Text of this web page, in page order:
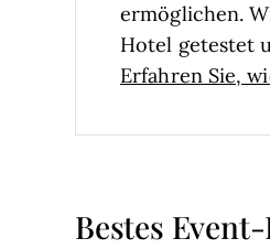
ermöglichen.
Hotel getestet
Erfahren Sie,
Bestes